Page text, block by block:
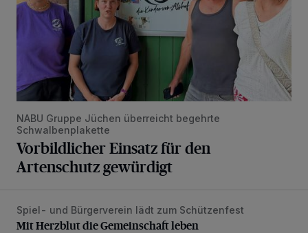
NABU Gruppe Jüchen überreicht begehrte
Schwalbenplakette
Vorbildlicher Einsatz für den
Artenschutz gewürdigt
Mit Herzblut die Gemeinschaft leben
Spiel- und Bürgerverein lädt zum Schützenfest
Mit Herzblut die Gemeinschaft leben